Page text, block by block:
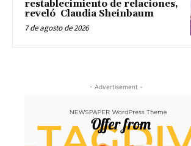
restablecimiento de relaciones,
reveló Claudia Sheinbaum
7 de agosto de 2026
- Advertisement -